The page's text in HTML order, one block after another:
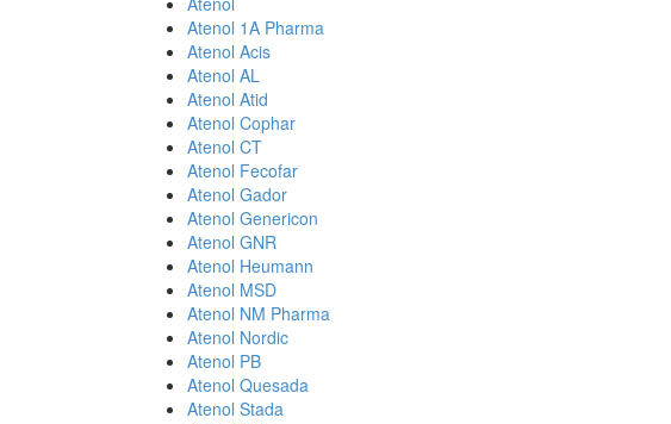
Atenol 1A Pharma
Atenol Acis
Atenol AL
Atenol Atid
Atenol Cophar
Atenol CT
Atenol Fecofar
Atenol Gador
Atenol Genericon
Atenol GNR
Atenol Heumann
Atenol MSD
Atenol NM Pharma
Atenol Nordic
Atenol PB
Atenol Quesada
Atenol Stada